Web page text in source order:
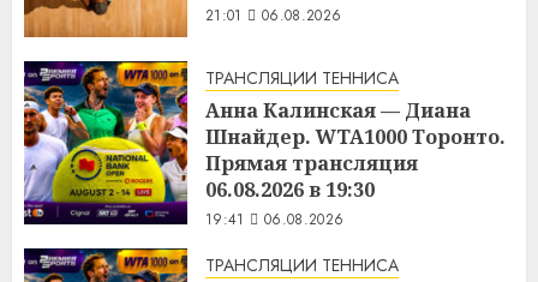
21:01 06.08.2026
ТРАНСЛЯЦИИ ТЕННИСА
Анна Калинская — Диана
Шнайдер. WTA1000 Торонто.
Прямая трансляция
06.08.2026 в 19:30
19:41 06.08.2026
ТРАНСЛЯЦИИ ТЕННИСА